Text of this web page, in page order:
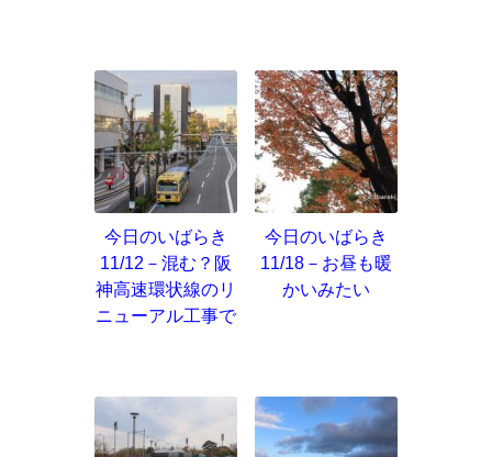
今日のいばらき
11/12－混む？阪
神高速環状線のリ
ニューアル工事で
今日のいばらき
11/18－お昼も暖
かいみたい